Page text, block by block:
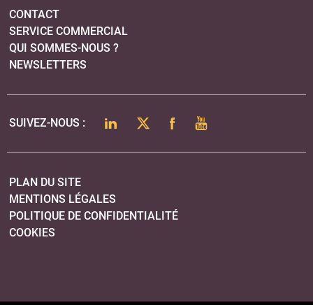
MENTIONS LÉGALES
POLITIQUE DE CONFIDENTIALITÉ
COOKIES